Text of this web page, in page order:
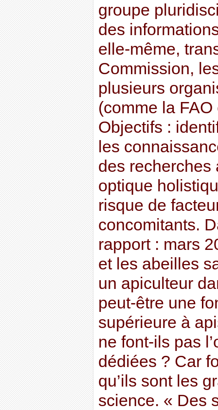
groupe
des
elle-même,
Commission,
plusieurs
(comme la FAO
Objectifs :
les
des recherches
optique
risque de
concomitants.
rapport : mars
et les abeilles
un apiculteur
peut-être une
supérieure à
ne font-ils pas
dédiées ? Car
qu’ils sont les
science. « Des